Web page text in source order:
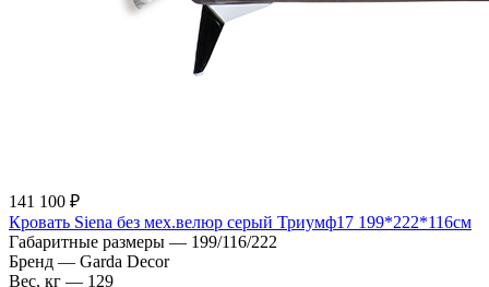
141 100 ₽
Кровать Siena без мех.велюр серый Триумф17 199*222*116см
Габаритные размеры — 199/116/222
Бренд — Garda Decor
Вес, кг — 129